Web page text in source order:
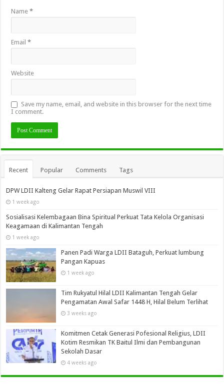
Name*
Email*
Website
Save my name, email, and website in this browser for the next time
I comment.
Recent Popular Comments Tags
DPW LDII Kalteng Gelar Rapat Persiapan Muswil VIII
1 week ago
Sosialisasi Kelembagaan Bina Spiritual Perkuat Tata Kelola Organisasi
Keagamaan di Kalimantan Tengah
1 week ago
Panen Padi Warga LDII Bataguh, Perkuat lumbung
Pangan Kapuas
1 week ago
Tim Rukyatul Hilal LDII Kalimantan Tengah Gelar
Pengamatan Awal Safar 1448 H, Hilal Belum Terlihat
3 weeks ago
Komitmen Cetak Generasi Pofesional Religius, LDII
Kotim Resmikan TK Baitul Ilmi dan Pembangunan
Sekolah Dasar
4 weeks ago